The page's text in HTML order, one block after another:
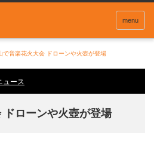
menu
で音楽花火大会 ドローンや火壺が登場
ュース
ローンや火壺が登場